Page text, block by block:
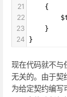
21
    {
22
23
    }
24 }
现在代码就不与
无关的。由于契
为给定契约编写